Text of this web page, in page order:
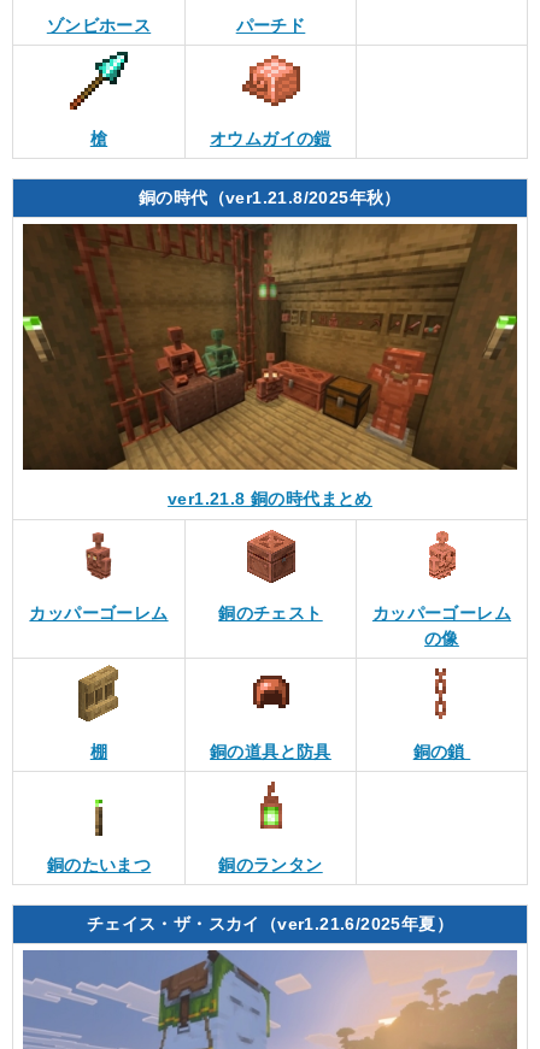
ゾンビホース パーチド
槍 オウムガイの鎧
銅の時代（ver1.21.8/2025年秋）
ver1.21.8 銅の時代まとめ
カッパーゴーレム 銅のチェスト
カッパーゴーレム
の像
棚 銅の道具と防具 銅の鎖
銅のたいまつ 銅のランタン
チェイス・ザ・スカイ（ver1.21.6/2025年夏）